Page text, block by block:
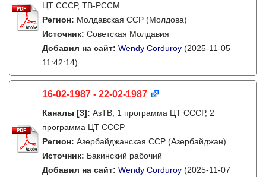
ЦТ СССР, ТВ-РССМ
Регион: Молдавская ССР (Молдова)
Источник: Советская Молдавия
Добавил на сайт: Wendy Corduroy (2025-11-05
11:42:14)
16-02-1987 - 22-02-1987
Каналы [3]: АзТВ, 1 программа ЦТ СССР, 2
программа ЦТ СССР
Регион: Азербайджанская ССР (Азербайджан)
Источник: Бакинский рабочий
Добавил на сайт: Wendy Corduroy (2025-11-07